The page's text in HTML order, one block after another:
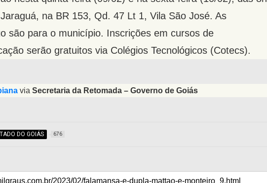
na BR 153, Qd. 47 Lt 1, Vila São José. As
são para o município. Inscrições em cursos de
serão gratuitos via Colégios Tecnológicos (Cotecs).
via Secretaria da Retomada – Governo de Goiás
DO GOIÁS 676